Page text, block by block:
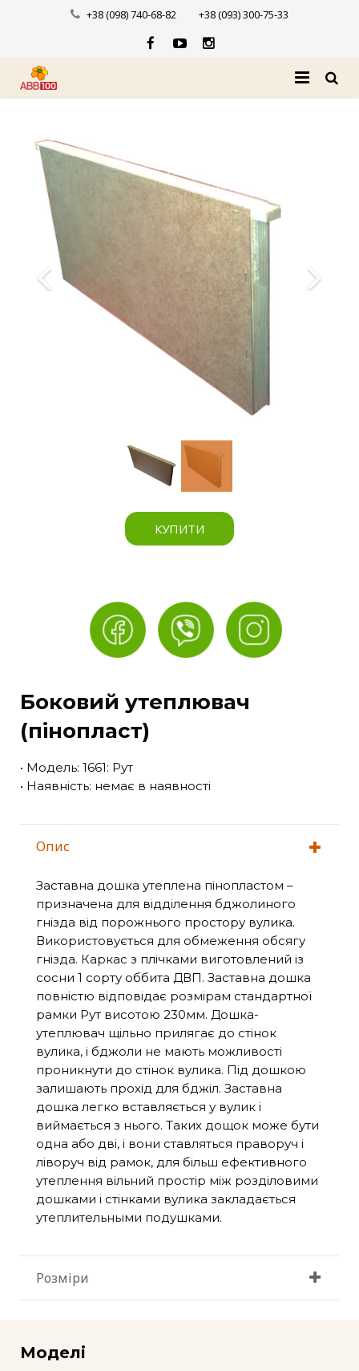
+38 (098) 740-68-82 +38 (093) 300-75-33
Про нас
Каталог
Доставка і оплата
Новини
КУПИТИ
Боковий утеплювач
(пінопласт)
• Модель: 1661: Рут
• Наявність: немає в наявності
Опис
Заставна дошка утеплена пінопластом –
призначена для відділення бджолиного
гнізда від порожнього простору вулика.
Використовується для обмеження обсягу
гнізда. Каркас з плічками виготовлений із
сосни 1 сорту оббита ДВП. Заставна дошка
повністю відповідає розмірам стандартної
рамки Рут висотою 230мм. Дошка-
утеплювач щільно прилягає до стінок
вулика, і бджоли не мають можливості
проникнути до стінок вулика. Під дошкою
залишають прохід для бджіл. Заставна
дошка легко вставляється у вулик і
виймається з нього. Таких дощок може бути
одна або дві, і вони ставляться праворуч і
ліворуч від рамок, для більш ефективного
утеплення вільний простір між розділовими
дошками і стінками вулика закладається
утеплительными подушками.
Розміри
Моделі